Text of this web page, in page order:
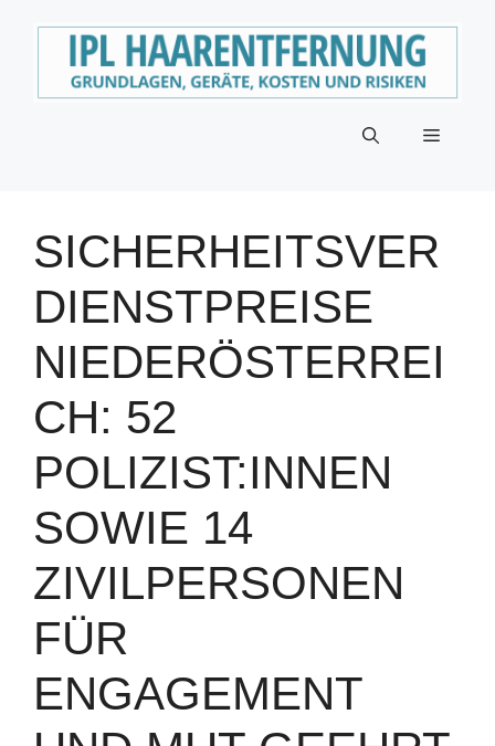
Menü
SICHERHEITSVER
DIENSTPREISE
NIEDERÖSTERREI
CH: 52
POLIZIST:INNEN
SOWIE 14
ZIVILPERSONEN
FÜR
ENGAGEMENT